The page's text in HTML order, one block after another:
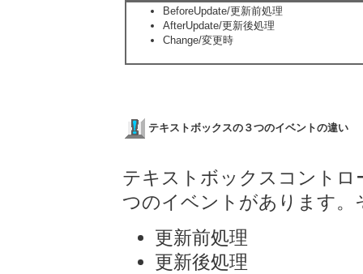
BeforeUpdate/更新前処理
AfterUpdate/更新後処理
Change/変更時
テキストボックスの３つのイベントの違い
テキストボックスコントロ
つのイベントがあります。
更新前処理
更新後処理